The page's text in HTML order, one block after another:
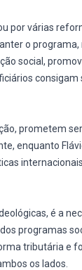
por várias
o
social,
prometem
enquanto
é a
programas
tributária e
os lados.